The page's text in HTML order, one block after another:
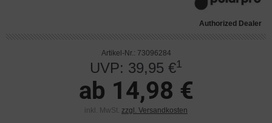
Authorized Dealer
Artikel-Nr.: 73096284
UVP: 39,95 €1
ab 14,98 €
inkl. MwSt. zzgl. Versandkosten